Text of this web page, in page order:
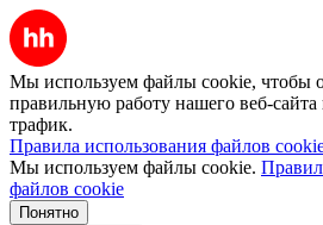
Мы используем файлы cookie, чтобы
правильную работу нашего веб-сайта
трафик.
Правила использования файлов
Мы используем файлы cookie.
файлов cookie
Понятно